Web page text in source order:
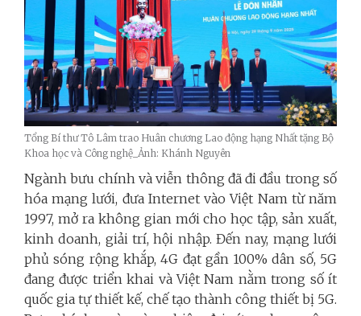
Tổng Bí thư Tô Lâm trao Huân chương Lao động hạng Nhất tặng Bộ
Khoa học và Công nghệ_Ảnh: Khánh Nguyên
Ngành bưu chính và viễn thông đã đi đầu trong số
hóa mạng lưới, đưa Internet vào Việt Nam từ năm
1997, mở ra không gian mới cho học tập, sản xuất,
kinh doanh, giải trí, hội nhập. Đến nay, mạng lưới
phủ sóng rộng khắp, 4G đạt gần 100% dân số, 5G
đang được triển khai và Việt Nam nằm trong số ít
quốc gia tự thiết kế, chế tạo thành công thiết bị 5G.